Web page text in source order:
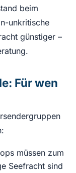
beim
unkritische
günstiger –
Für wen
müssen zum
Seefracht sind